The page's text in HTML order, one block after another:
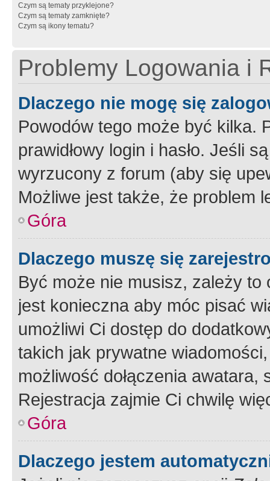
Czym są tematy przyklejone?
Czym są tematy zamknięte?
Czym są ikony tematu?
Problemy Logowania i
Dlaczego nie mogę się
Powodów tego może być kilka.
prawidłowy login i hasło. Jeśli
wyrzucony z forum (aby się
Możliwe jest także, że problem
Góra
Dlaczego muszę się
Być może nie musisz, zależy
jest konieczna aby móc pisać
umożliwi Ci dostęp do
takich jak prywatne
możliwość dołączenia
Rejestracja zajmie Ci chwilę
Góra
Dlaczego jestem